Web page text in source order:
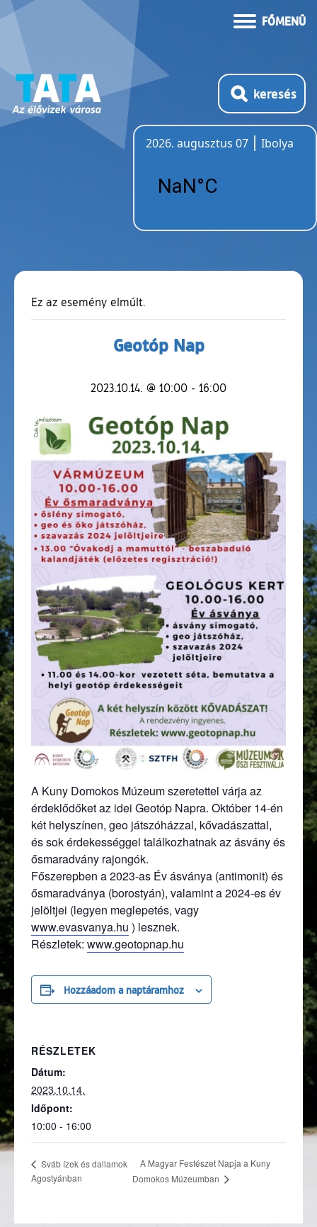
FŐMENÜ
keresés
2026. augusztus 07
Ibolya
Ez az esemény elmúlt.
Geotóp Nap
2023.10.14. @ 10:00 - 16:00
A Kuny Domokos Múzeum szeretettel várja az
érdeklődőket az idei Geotóp Napra. Október 14-én
két helyszínen, geo játszóházzal, kővadászattal,
és sok érdekességgel találkozhatnak az ásvány és
ősmaradvány rajongók.
Főszerepben a 2023-as Év ásványa (antimonit) és
ősmaradványa (borostyán), valamint a 2024-es év
jelöltjei (legyen meglepetés, vagy
www.evasvanya.hu (külső hivatkozás)
) lesznek.
Részletek: www.geotopnap.hu
Hozzáadom a naptáramhoz
RÉSZLETEK
Dátum:
2023.10.14.
Időpont:
10:00 - 16:00
Sváb ízek és dallamok
Agostyánban
A Magyar Festészet Napja a Kuny
Domokos Múzeumban